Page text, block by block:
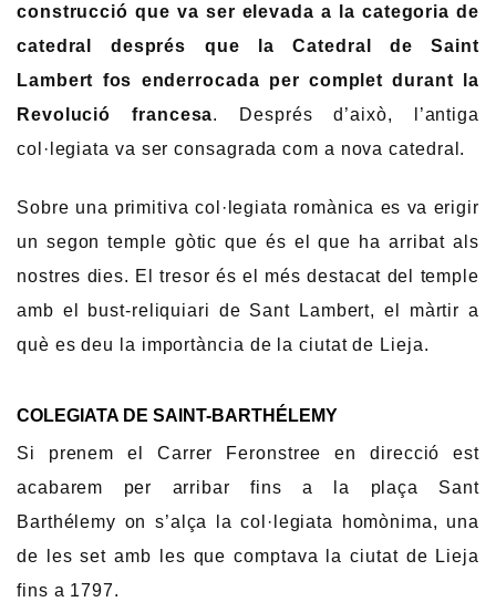
construcció que va ser elevada a la categoria de
catedral després que la Catedral de Saint
Lambert fos enderrocada per complet durant la
Revolució francesa. Després d’això, l’antiga
col·legiata va ser consagrada com a nova catedral.
Sobre una primitiva col·legiata romànica es va erigir
un segon temple gòtic que és el que ha arribat als
nostres dies. El tresor és el més destacat del temple
amb el bust-reliquiari de Sant Lambert, el màrtir a
què es deu la importància de la ciutat de Lieja.
COLEGIATA DE SAINT-BARTHÉLEMY
Si prenem el Carrer Feronstree en direcció est
acabarem per arribar fins a la plaça Sant
Barthélemy on s’alça la col·legiata homònima, una
de les set amb les que comptava la ciutat de Lieja
fins a 1797.